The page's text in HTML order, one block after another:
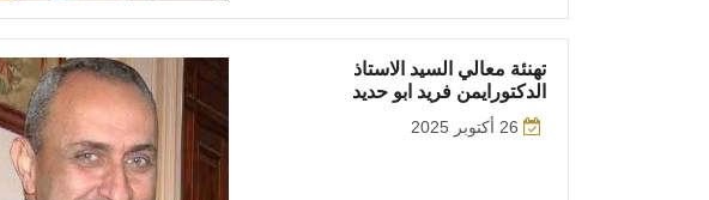
تهنئة معالي السيد الاستاذ
الدكتورايمن فريد ابو حديد
26 أكتوبر 2025